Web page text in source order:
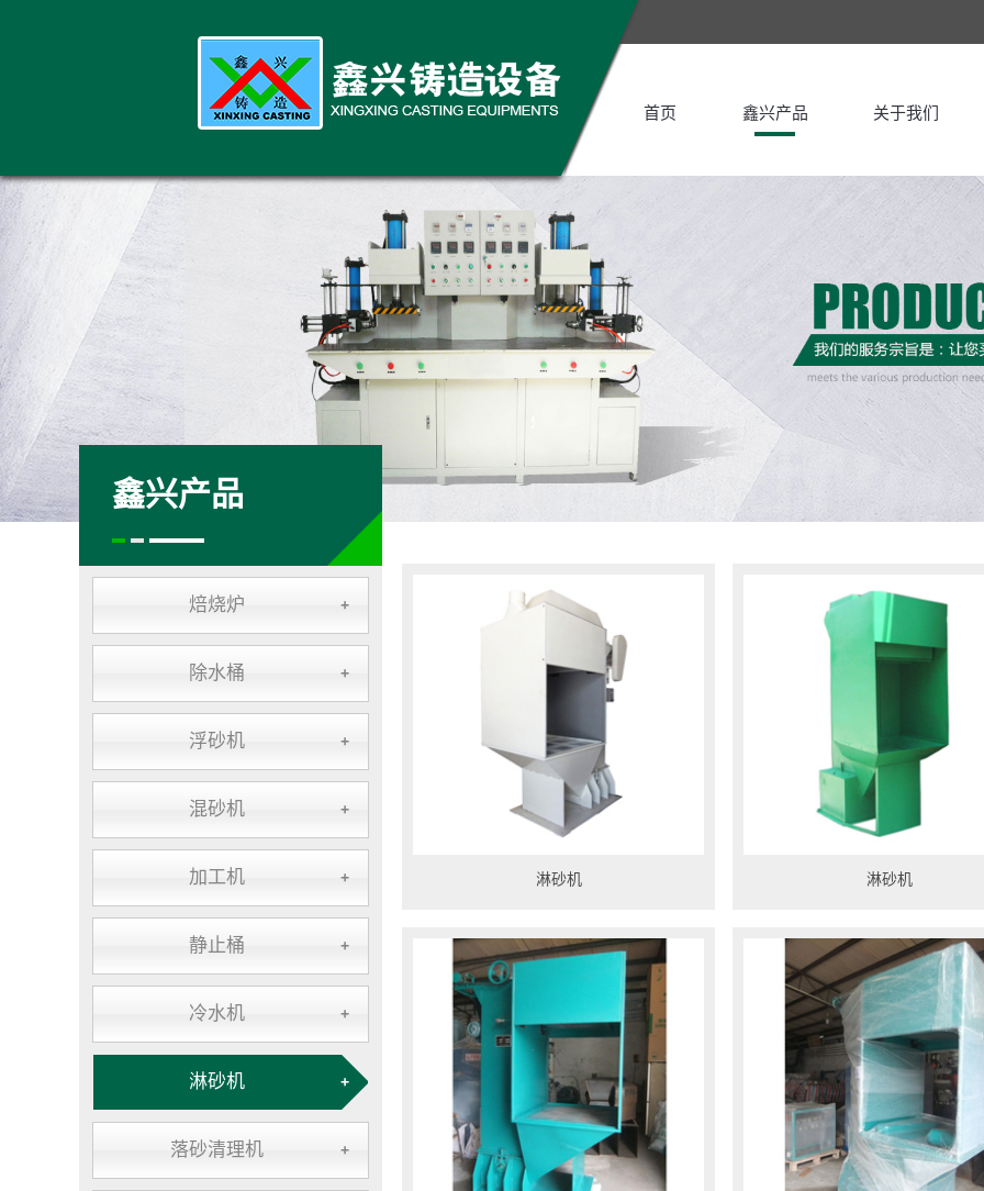
首页 鑫兴产品 关于我们
鑫兴产品
焙烧炉 +
除水桶 +
浮砂机 +
混砂机 +
加工机 +
静止桶 +
冷水机 +
淋砂机 +
落砂清理机 +
淋砂机 淋砂机